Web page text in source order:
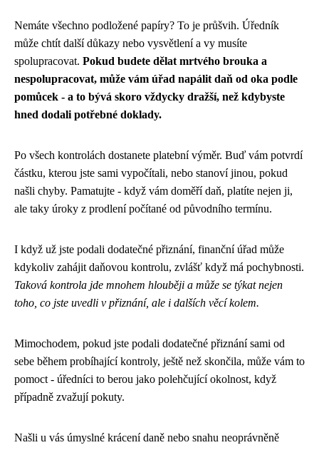
Nemáte všechno podložené papíry? To je průšvih. Úředník
může chtít další důkazy nebo vysvětlení a vy musíte
spolupracovat. Pokud budete dělat mrtvého brouka a
nespolupracovat, může vám úřad napálit daň od oka podle
pomůcek - a to bývá skoro vždycky dražší, než kdybyste
hned dodali potřebné doklady.
Po všech kontrolách dostanete platební výměr. Buď vám potvrdí
částku, kterou jste sami vypočítali, nebo stanoví jinou, pokud
našli chyby. Pamatujte - když vám doměří daň, platíte nejen ji,
ale taky úroky z prodlení počítané od původního termínu.
I když už jste podali dodatečné přiznání, finanční úřad může
kdykoliv zahájit daňovou kontrolu, zvlášť když má pochybnosti.
Taková kontrola jde mnohem hlouběji a může se týkat nejen
toho, co jste uvedli v přiznání, ale i dalších věcí kolem.
Mimochodem, pokud jste podali dodatečné přiznání sami od
sebe během probíhající kontroly, ještě než skončila, může vám to
pomoct - úředníci to berou jako polehčující okolnost, když
případně zvažují pokuty.
Našli u vás úmyslné krácení daně nebo snahu neoprávněně